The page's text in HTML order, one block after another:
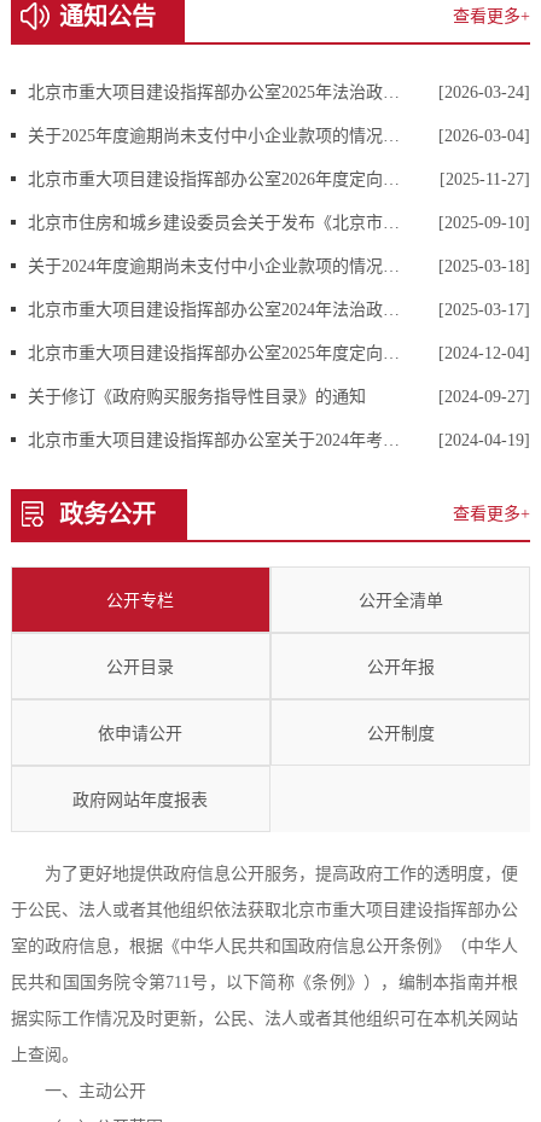
通知公告 查看更多+
北京市重大项目建设指挥部办公室2025年法治政府建设年度情况报告 [2026-03-24]
关于2025年度逾期尚未支付中小企业款项的情况说明 [2026-03-04]
北京市重大项目建设指挥部办公室2026年度定向选调应届优秀大学毕业生拟录用人员公示公告 [2025-11-27]
北京市住房和城乡建设委员会关于发布《北京市房屋建筑和市政工程施工招标文件标准文本（2025版）》等八个标准文本的通知 [2025-09-10]
关于2024年度逾期尚未支付中小企业款项的情况说明 [2025-03-18]
北京市重大项目建设指挥部办公室2024年法治政府建设年度情况报告 [2025-03-17]
北京市重大项目建设指挥部办公室2025年度定向选调应届优秀大学毕业生拟录用人员公示公告 [2024-12-04]
关于修订《政府购买服务指导性目录》的通知 [2024-09-27]
北京市重大项目建设指挥部办公室关于2024年考试录用公务员拟录用人员公示公告 [2024-04-19]
政务公开 查看更多+
公开专栏 公开全清单
公开目录 公开年报
依申请公开 公开制度
政府网站年度报表
为了更好地提供政府信息公开服务，提高政府工作的透明度，便
于公民、法人或者其他组织依法获取北京市重大项目建设指挥部办公
室的政府信息，根据《中华人民共和国政府信息公开条例》（中华人
民共和国国务院令第711号，以下简称《条例》），编制本指南并根
据实际工作情况及时更新，公民、法人或者其他组织可在本机关网站
上查阅。
一、主动公开